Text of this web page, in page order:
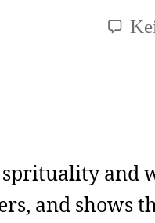
and
and shows